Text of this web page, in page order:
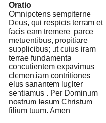
Oratio
Omnipotens sempiterne
Deus, qui respicis terram et
facis eam tremere: parce
metuentibus, propitiare
supplicibus; ut cuius iram
terrae fundamenta
concutientem expavimus
clementiam contritiones
eius sanantem iugiter
sentiamus . Per Dominum
nostrum Iesum Christum
filium tuum. Amen.